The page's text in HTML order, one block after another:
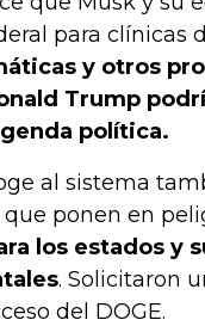
para clínicas
y otros
Trump
política.
al sistema
ponen en
los estados y
. Solicitaron
del DOGE.